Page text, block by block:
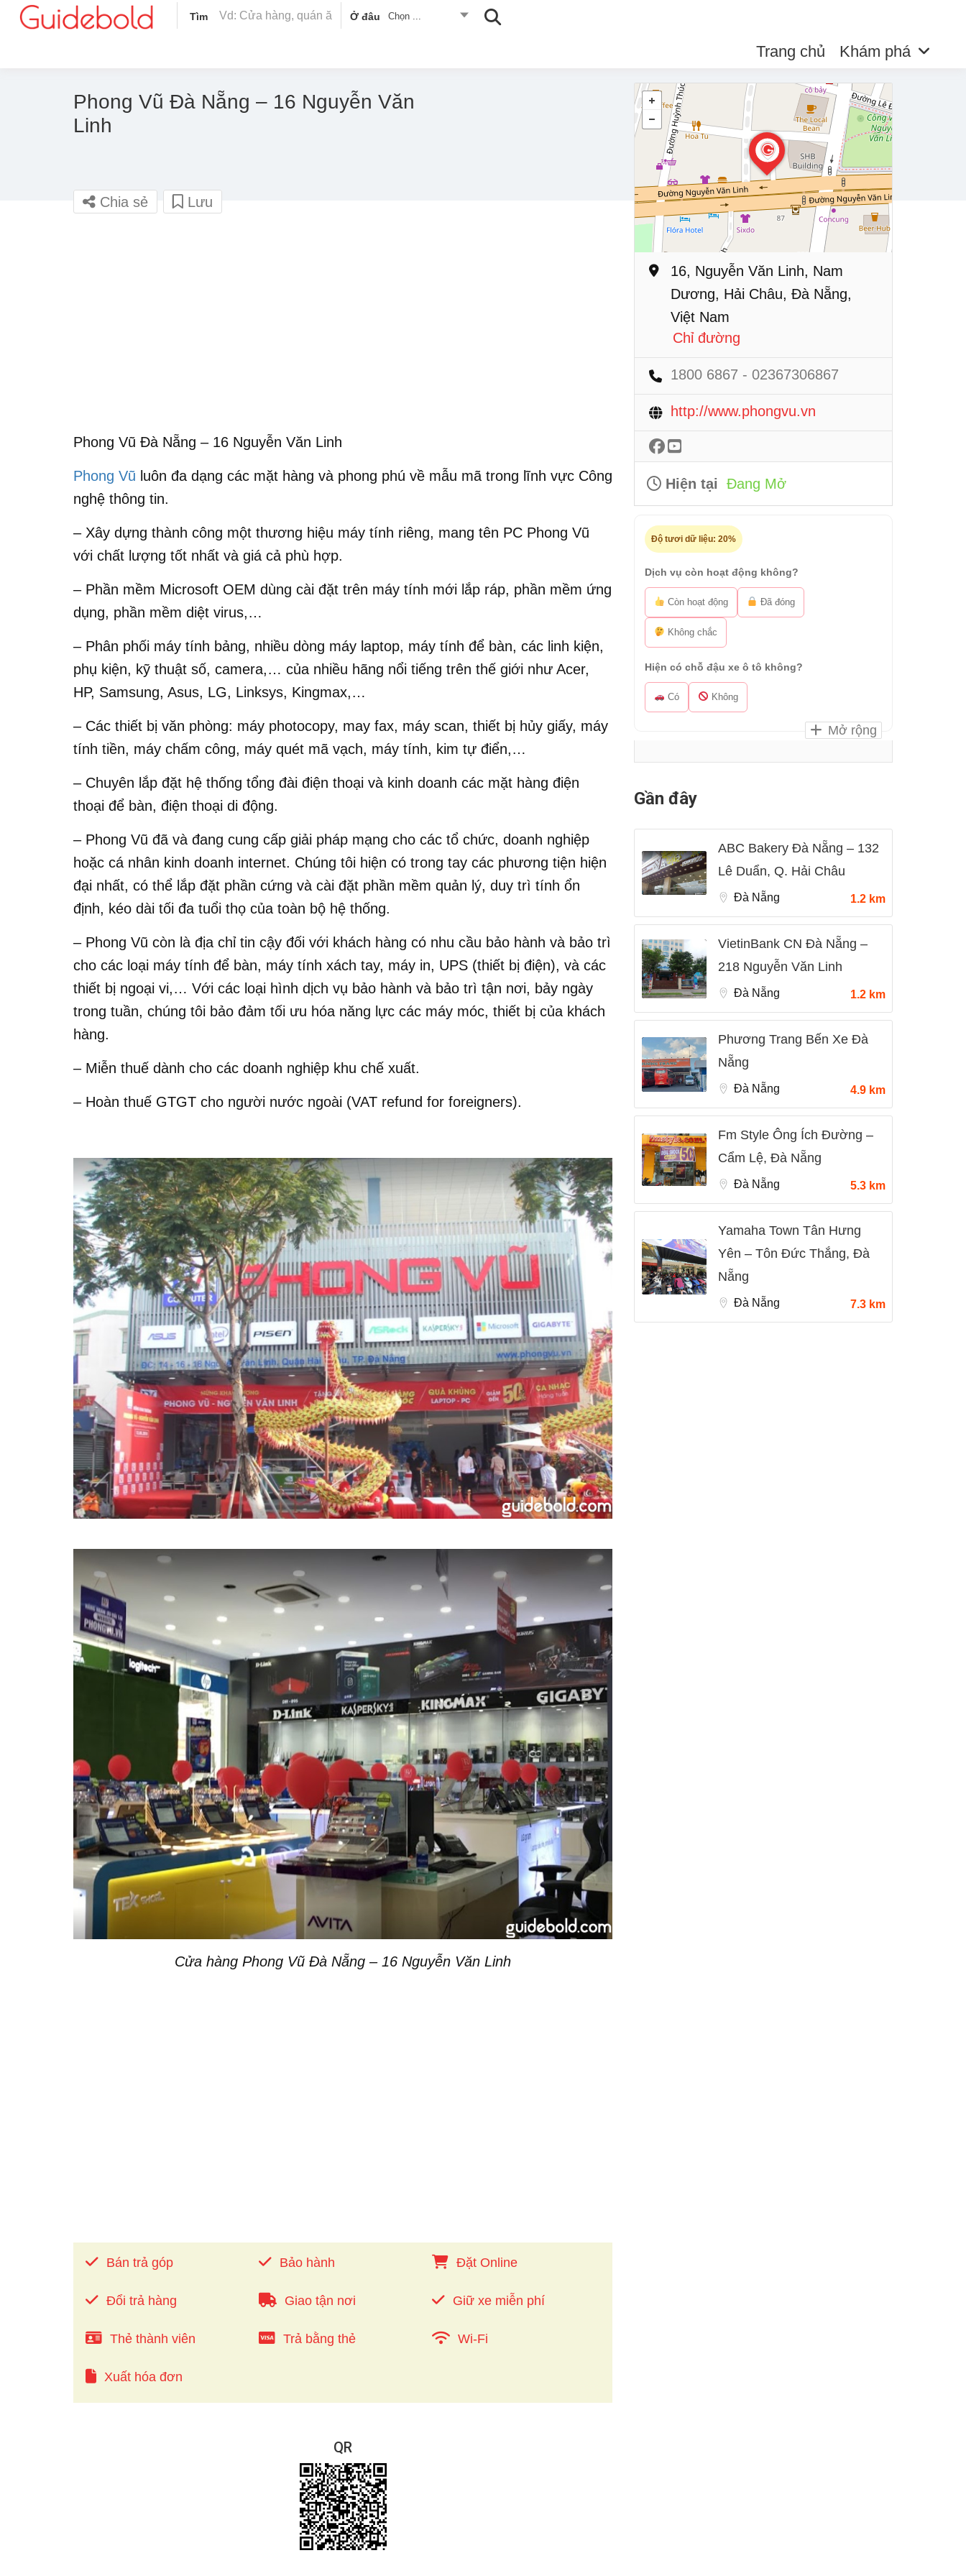
Tìm Ở đâu Chọn ...
Trang chủ Khám phá
Phong Vũ Đà Nẵng – 16 Nguyễn Văn
Linh
Chia sẻ Lưu
Phong Vũ Đà Nẵng – 16 Nguyễn Văn Linh
Phong Vũ luôn đa dạng các mặt hàng và phong phú về mẫu mã trong lĩnh vực Công
nghệ thông tin.
– Xây dựng thành công một thương hiệu máy tính riêng, mang tên PC Phong Vũ
với chất lượng tốt nhất và giá cả phù hợp.
– Phần mềm Microsoft OEM dùng cài đặt trên máy tính mới lắp ráp, phần mềm ứng
dụng, phần mềm diệt virus,…
– Phân phối máy tính bảng, nhiều dòng máy laptop, máy tính để bàn, các linh kiện,
phụ kiện, kỹ thuật số, camera,… của nhiều hãng nổi tiếng trên thế giới như Acer,
HP, Samsung, Asus, LG, Linksys, Kingmax,…
– Các thiết bị văn phòng: máy photocopy, may fax, máy scan, thiết bị hủy giấy, máy
tính tiền, máy chấm công, máy quét mã vạch, máy tính, kim tự điển,…
– Chuyên lắp đặt hệ thống tổng đài điện thoại và kinh doanh các mặt hàng điện
thoại để bàn, điện thoại di động.
– Phong Vũ đã và đang cung cấp giải pháp mạng cho các tổ chức, doanh nghiệp
hoặc cá nhân kinh doanh internet. Chúng tôi hiện có trong tay các phương tiện hiện
đại nhất, có thể lắp đặt phần cứng và cài đặt phần mềm quản lý, duy trì tính ổn
định, kéo dài tối đa tuổi thọ của toàn bộ hệ thống.
– Phong Vũ còn là địa chỉ tin cậy đối với khách hàng có nhu cầu bảo hành và bảo trì
cho các loại máy tính để bàn, máy tính xách tay, máy in, UPS (thiết bị điện), và các
thiết bị ngoại vi,… Với các loại hình dịch vụ bảo hành và bảo trì tận nơi, bảy ngày
trong tuần, chúng tôi bảo đảm tối ưu hóa năng lực các máy móc, thiết bị của khách
hàng.
– Miễn thuế dành cho các doanh nghiệp khu chế xuất.
– Hoàn thuế GTGT cho người nước ngoài (VAT refund for foreigners).
Cửa hàng Phong Vũ Đà Nẵng – 16 Nguyễn Văn Linh
Bán trả góp Bảo hành Đặt Online
Đổi trả hàng Giao tận nơi Giữ xe miễn phí
Thẻ thành viên Trả bằng thẻ Wi-Fi
Xuất hóa đơn
QR
16, Nguyễn Văn Linh, Nam
Dương, Hải Châu, Đà Nẵng,
Việt Nam
Chỉ đường
1800 6867 - 02367306867
http://www.phongvu.vn
Hiện tại Đang Mở
Độ tươi dữ liệu: 20%
Dịch vụ còn hoạt động không?
Còn hoạt động Đã đóng
Không chắc
Hiện có chỗ đậu xe ô tô không?
Có Không
Mở rộng
Gần đây
ABC Bakery Đà Nẵng – 132
Lê Duẩn, Q. Hải Châu
Đà Nẵng 1.2 km
VietinBank CN Đà Nẵng –
218 Nguyễn Văn Linh
Đà Nẵng 1.2 km
Phương Trang Bến Xe Đà
Nẵng
Đà Nẵng 4.9 km
Fm Style Ông Ích Đường –
Cẩm Lệ, Đà Nẵng
Đà Nẵng 5.3 km
Yamaha Town Tân Hưng
Yên – Tôn Đức Thắng, Đà
Nẵng
Đà Nẵng 7.3 km